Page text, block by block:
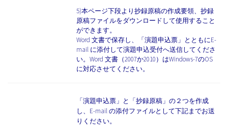
5)本ページ下段より抄録原稿の作成要領、抄録
原稿ファイルをダウンロードして使用すること
ができます。
Word 文書で保存し、「演題申込票」とともにE-
mail に添付して演題申込受付へ送信してくださ
い。Word 文書（2007か2010）はWindows-7のOS
に対応させてください。
「演題申込票」と「抄録原稿」の２つを作成
し、E-mail の添付ファイルとして下記までお送
りください。